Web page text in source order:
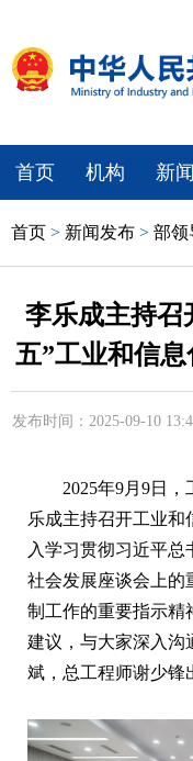
首页 机构 新闻
首页 > 新闻发布 > 部领
李乐成主持召
五”工业和信
发布时间：2025-09-10
2025年9月9日
乐成主持召开工业和
入学习贯彻习近平总
社会发展座谈会上的
制工作的重要指示精
建议，与大家深入沟
斌，总工程师谢少锋